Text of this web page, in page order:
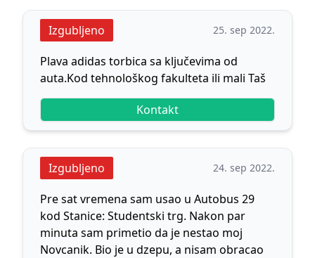
Izgubljeno 25. sep 2022.
Plava adidas torbica sa ključevima od
auta.Kod tehnološkog fakulteta ili mali Taš
Kontakt
Izgubljeno 24. sep 2022.
Pre sat vremena sam usao u Autobus 29
kod Stanice: Studentski trg. Nakon par
minuta sam primetio da je nestao moj
Novcanik. Bio je u dzepu, a nisam obracao